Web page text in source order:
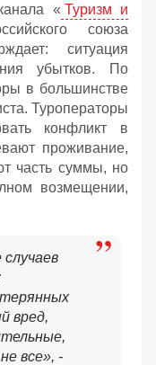
« Туризм и
союза
ситуация
убытков. По
в большинстве
Туроператоры
конфликт в
проживание,
часть суммы, но
возмещении,
вред,
все», -